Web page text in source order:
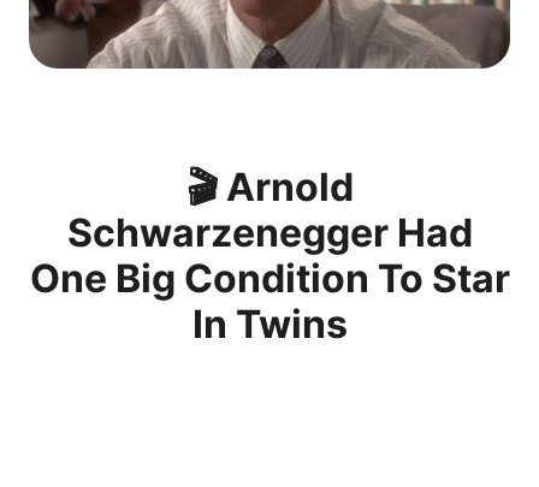
🎬 Arnold
Schwarzenegger Had
One Big Condition To Star
In Twins